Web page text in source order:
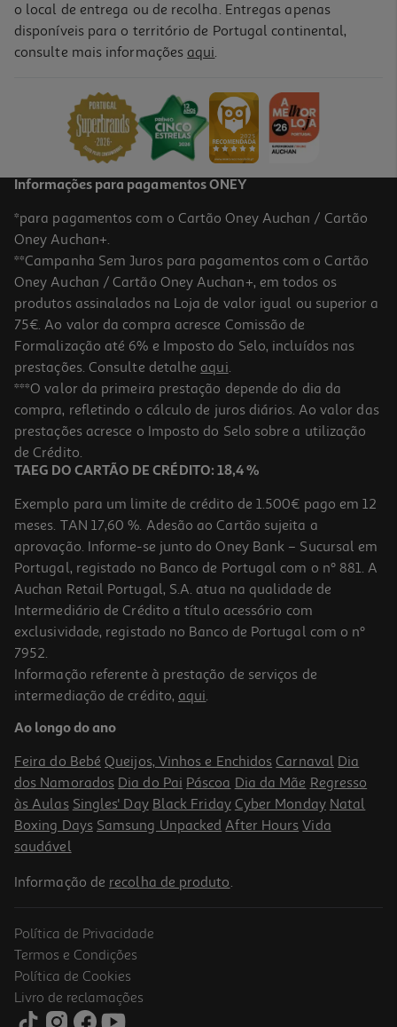
o local de entrega ou de recolha. Entregas apenas
disponíveis para o território de Portugal continental,
consulte mais informações aqui.
Informações para pagamentos ONEY
*para pagamentos com o Cartão Oney Auchan / Cartão
Oney Auchan+.
**Campanha Sem Juros para pagamentos com o Cartão
Oney Auchan / Cartão Oney Auchan+, em todos os
produtos assinalados na Loja de valor igual ou superior a
75€. Ao valor da compra acresce Comissão de
Formalização até 6% e Imposto do Selo, incluídos nas
prestações. Consulte detalhe aqui.
***O valor da primeira prestação depende do dia da
compra, refletindo o cálculo de juros diários. Ao valor das
prestações acresce o Imposto do Selo sobre a utilização
de Crédito.
TAEG DO CARTÃO DE CRÉDITO: 18,4 %
Exemplo para um limite de crédito de 1.500€ pago em 12
meses. TAN 17,60 %. Adesão ao Cartão sujeita a
aprovação. Informe-se junto do Oney Bank – Sucursal em
Portugal, registado no Banco de Portugal com o nº 881. A
Auchan Retail Portugal, S.A. atua na qualidade de
Intermediário de Crédito a título acessório com
exclusividade, registado no Banco de Portugal com o nº
7952.
Informação referente à prestação de serviços de
intermediação de crédito, aqui.
Ao longo do ano
Feira do Bebé Queijos, Vinhos e Enchidos Carnaval Dia
dos Namorados Dia do Pai Páscoa Dia da Mãe Regresso
às Aulas Singles' Day Black Friday Cyber Monday Natal
Boxing Days Samsung Unpacked After Hours Vida
saudável
Informação de recolha de produto.
Política de Privacidade
Termos e Condições
Política de Cookies
Livro de reclamações